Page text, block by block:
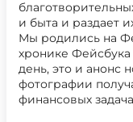
и быта и раздает
Мы родились на
хронике
день, это и анонс
фотографии
финансовых